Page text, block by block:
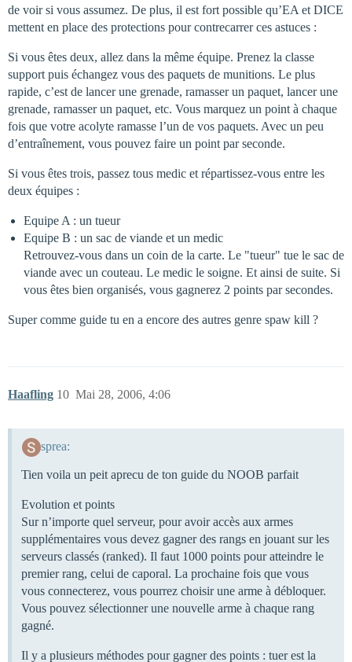
de voir si vous assumez. De plus, il est fort possible qu’EA et DICE
mettent en place des protections pour contrecarrer ces astuces :
Si vous êtes deux, allez dans la même équipe. Prenez la classe
support puis échangez vous des paquets de munitions. Le plus
rapide, c’est de lancer une grenade, ramasser un paquet, lancer une
grenade, ramasser un paquet, etc. Vous marquez un point à chaque
fois que votre acolyte ramasse l’un de vos paquets. Avec un peu
d’entraînement, vous pouvez faire un point par seconde.
Si vous êtes trois, passez tous medic et répartissez-vous entre les
deux équipes :
Equipe A : un tueur
Equipe B : un sac de viande et un medic
Retrouvez-vous dans un coin de la carte. Le "tueur" tue le sac de
viande avec un couteau. Le medic le soigne. Et ainsi de suite. Si
vous êtes bien organisés, vous gagnerez 2 points par secondes.
Super comme guide tu en a encore des autres genre spaw kill ?
Haafling Mai 28, 2006, 4:06
10
sprea:
Tien voila un peit aprecu de ton guide du NOOB parfait
Evolution et points
Sur n’importe quel serveur, pour avoir accès aux armes
supplémentaires vous devez gagner des rangs en jouant sur les
serveurs classés (ranked). Il faut 1000 points pour atteindre le
premier rang, celui de caporal. La prochaine fois que vous
vous connecterez, vous pourrez choisir une arme à débloquer.
Vous pouvez sélectionner une nouvelle arme à chaque rang
gagné.
Il y a plusieurs méthodes pour gagner des points : tuer est la